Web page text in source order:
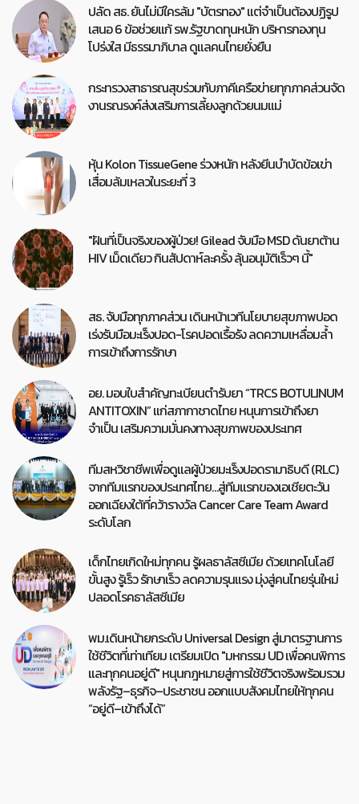
ปลัด สธ. ยันไม่มีใครล้ม "บัตรทอง" แต่จำเป็นต้องปฏิรูป
เสนอ 6 ข้อช่วยแก้ รพ.รัฐขาดทุนหนัก บริหารกองทุน
โปร่งใส มีธรรมาภิบาล ดูแลคนไทยยั่งยืน
กระทรวงสาธารณสุขร่วมกับภาคีเครือข่ายทุกภาคส่วนจัด
งานรณรงค์ส่งเสริมการเลี้ยงลูกด้วยนมแม่
หุ้น Kolon TissueGene ร่วงหนัก หลังยีนบำบัดข้อเข่า
เสื่อมล้มเหลวในระยะที่ 3
"ฝันที่เป็นจริงของผู้ป่วย! Gilead จับมือ MSD ดันยาต้าน
HIV เม็ดเดียว กินสัปดาห์ละครั้ง ลุ้นอนุมัติเร็วๆ นี้"
สธ. จับมือทุกภาคส่วน เดินหน้าเวทีนโยบายสุขภาพปอด
เร่งรับมือมะเร็งปอด-โรคปอดเรื้อรัง ลดความเหลื่อมล้ำ
การเข้าถึงการรักษา
อย. มอบใบสำคัญทะเบียนตำรับยา “TRCS BOTULINUM
ANTITOXIN” แก่สภากาชาดไทย หนุนการเข้าถึงยา
จำเป็น เสริมความมั่นคงทางสุขภาพของประเทศ
ทีมสหวิชาชีพเพื่อดูแลผู้ป่วยมะเร็งปอดรามาธิบดี (RLC)
จากทีมแรกของประเทศไทย…สู่ทีมแรกของเอเชียตะวัน
ออกเฉียงใต้ที่คว้ารางวัล Cancer Care Team Award
ระดับโลก
เด็กไทยเกิดใหม่ทุกคน รู้ผลธาลัสซีเมีย ด้วยเทคโนโลยี
ขั้นสูง รู้เร็ว รักษาเร็ว ลดความรุนแรง มุ่งสู่คนไทยรุ่นใหม่
ปลอดโรคธาลัสซีเมีย
พม.เดินหน้ายกระดับ Universal Design สู่มาตรฐานการ
ใช้ชีวิตที่เท่าเทียม เตรียมเปิด "มหกรรม UD เพื่อคนพิการ
และทุกคนอยู่ดี" หนุนกฎหมายสู่การใช้ชีวิตจริงพร้อมรวม
พลังรัฐ–ธุรกิจ–ประชาชน ออกแบบสังคมไทยให้ทุกคน
“อยู่ดี–เข้าถึงได้”